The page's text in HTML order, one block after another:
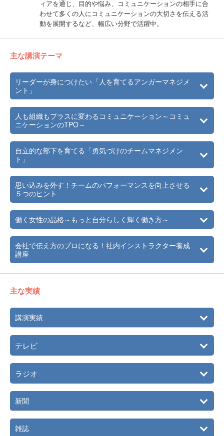
ィアを通じ、目的や悩み、コミュニケーションの相手に合
わせて多くの人にコミュニケーションの大切さを伝える活
動を展開するなど、幅広い分野で活躍中。
主な講演テーマ
リーダーが身につけたい「人を育てるアンガーマネジメ
ント」
人も組織もプラスに変わるコミュニケーション～コミュ
ニケーションのTPO～
自立的な部下を育てる「勇気づけのチームマネジメン
ト」
思い込みを外す！チームのパフォーマンスを向上させる
５つのヒント
働く女性の品格～もっと自分らしく輝く働き方～
会社で伝え方のプロになる！社内インストラクター養成
講座
主な実績
講演実績
テレビ
ラジオ
新聞
雑誌